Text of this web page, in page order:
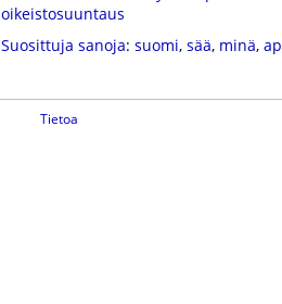
oikeistosuuntaus
Suosittuja sanoja: suomi, sää, minä,
Tietoa